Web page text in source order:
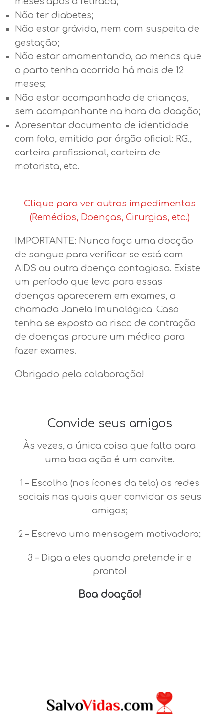
Não ter diabetes;
Não estar grávida, nem com suspeita de
gestação;
Não estar amamentando, ao menos que
o parto tenha ocorrido há mais de 12
meses;
Não estar acompanhado de crianças,
sem acompanhante na hora da doação;
Apresentar documento de identidade
com foto, emitido por órgão oficial: RG.,
carteira profissional, carteira de
motorista, etc.
Clique para ver outros impedimentos
(Remédios, Doenças, Cirurgias, etc.)
IMPORTANTE: Nunca faça uma doação
de sangue para verificar se está com
AIDS ou outra doença contagiosa. Existe
um período que leva para essas
doenças aparecerem em exames, a
chamada Janela Imunológica. Caso
tenha se exposto ao risco de contração
de doenças procure um médico para
fazer exames.
Obrigado pela colaboração!
Convide seus amigos
Às vezes, a única coisa que falta para
uma boa ação é um convite.
1 – Escolha (nos ícones da tela) as redes
sociais nas quais quer convidar os seus
amigos;
2 – Escreva uma mensagem motivadora;
3 – Diga a eles quando pretende ir e
pronto!
Boa doação!